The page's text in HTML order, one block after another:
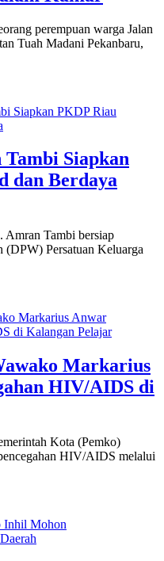
perempuan warga Jalan
Tuah Madani Pekanbaru,
Siapkan
dan Berdaya
Tambi bersiap
Persatuan Keluarga
Markarius
HIV/AIDS di
Kota (Pemko)
HIV/AIDS melalui